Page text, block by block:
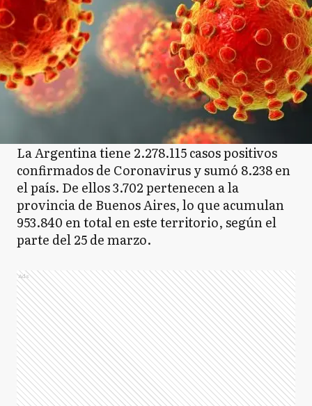
La Argentina tiene 2.278.115 casos positivos
confirmados de Coronavirus y sumó 8.238 en
el país. De ellos 3.702 pertenecen a la
provincia de Buenos Aires, lo que acumulan
953.840 en total en este territorio, según el
parte del 25 de marzo.
Ads